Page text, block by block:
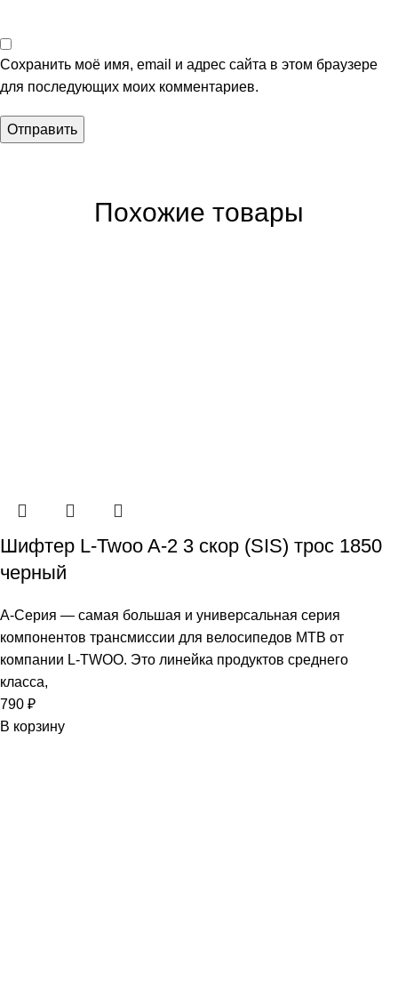
Сохранить моё имя, email и адрес сайта в этом браузере
для последующих моих комментариев.
Похожие товары
Шифтер L-Twoo A-2 3 скор (SIS) трос 1850
черный
A-Серия — самая большая и универсальная серия
компонентов трансмиссии для велосипедов MTB от
компании L-TWOO. Это линейка продуктов среднего
класса,
790 ₽
В корзину